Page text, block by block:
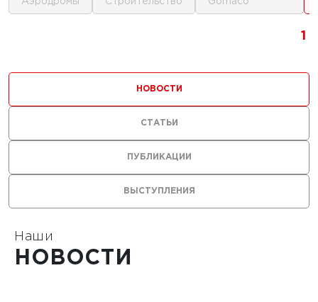
1
ВЫСТУПЛЕНИЯ
ПУБЛИКАЦИИ
НОВОСТИ
СТАТЬИ
Наши
НОВОСТИ